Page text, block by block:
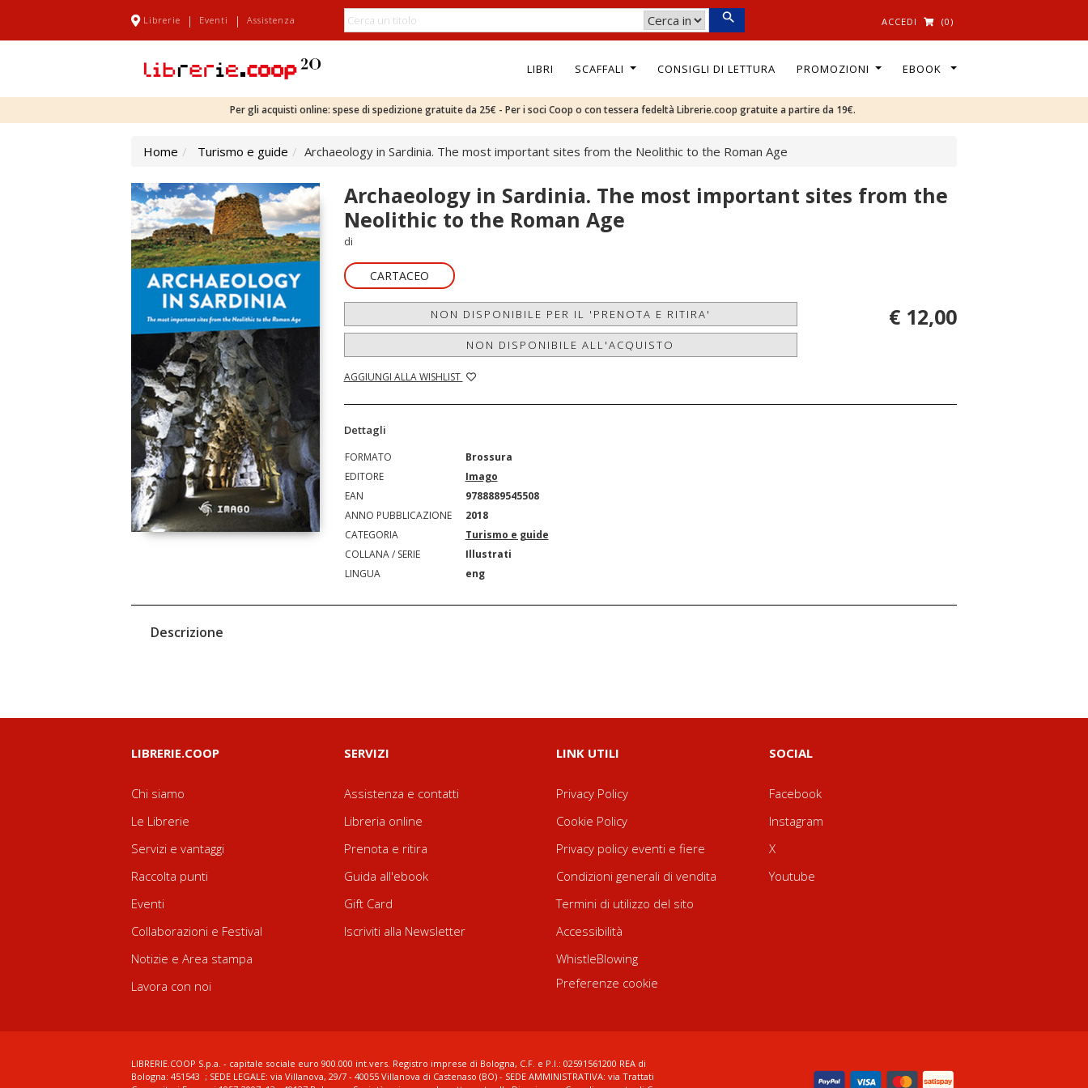
Librerie | Eventi | Assistenza ACCEDI (0)
LIBRI SCAFFALI CONSIGLI DI LETTURA PROMOZIONI EBOOK
Per gli acquisti online: spese di spedizione gratuite da 25€ - Per i soci Coop o con tessera fedeltà Librerie.coop gratuite a partire da 19€.
Home Turismo e guide Archaeology in Sardinia. The most important sites from the Neolithic to the Roman Age
Archaeology in Sardinia. The most important sites from the
Neolithic to the Roman Age
di
CARTACEO
NON DISPONIBILE PER IL 'PRENOTA E RITIRA'
NON DISPONIBILE ALL'ACQUISTO
AGGIUNGI ALLA WISHLIST
€ 12,00
Dettagli
FORMATO
Brossura
EDITORE
Imago
EAN
9788889545508
ANNO PUBBLICAZIONE
2018
CATEGORIA
Turismo e guide
COLLANA / SERIE
Illustrati
LINGUA
eng
Descrizione
LIBRERIE.COOP
Chi siamo
Le Librerie
Servizi e vantaggi
Raccolta punti
Eventi
Collaborazioni e Festival
Notizie e Area stampa
Lavora con noi
SERVIZI
Assistenza e contatti
Libreria online
Prenota e ritira
Guida all'ebook
Gift Card
Iscriviti alla Newsletter
LINK UTILI
Privacy Policy
Cookie Policy
Privacy policy eventi e fiere
Condizioni generali di vendita
Termini di utilizzo del sito
Accessibilità
WhistleBlowing
Preferenze cookie
SOCIAL
Facebook
Instagram
X
Youtube
LIBRERIE.COOP S.p.a. - capitale sociale euro 900.000 int.vers. Registro imprese di Bologna, C.F. e P.I.: 02591561200 REA di
Bologna: 451543 ; SEDE LEGALE: via Villanova, 29/7 - 40055 Villanova di Castenaso (BO) - SEDE AMMINISTRATIVA: via Trattati